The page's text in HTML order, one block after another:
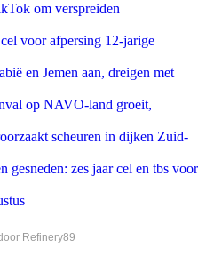
om verspreiden
voor afpersing 12-jarige
en Jemen aan, dreigen met
op NAVO-land groeit,
scheuren in dijken Zuid-
gesneden: zes jaar cel en tbs voor
Refinery89